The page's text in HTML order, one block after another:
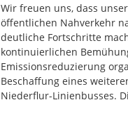
Wir freuen uns, dass
öffentlichen Nahverkehr
deutliche Fortschritte
kontinuierlichen
Emissionsreduzierung
Beschaffung eines
Niederflur-Linienbusses.